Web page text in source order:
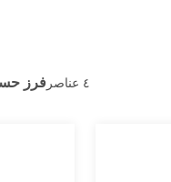
٤ عناصر فرز